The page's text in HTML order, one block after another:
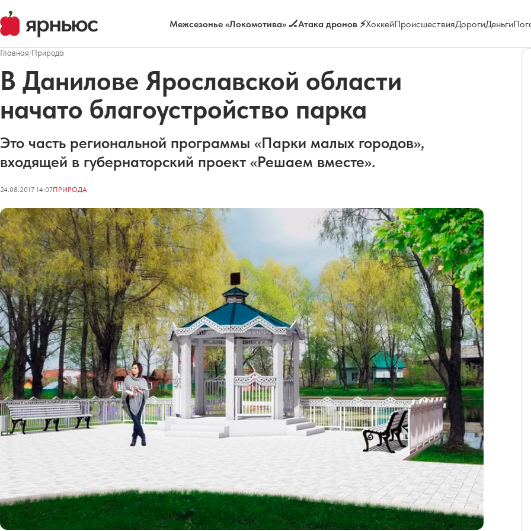
Межсезонье «Локомотива» 🏒Атака дронов ⚡ХоккейПроисшествияДорогиДеньги
Главная/Природа
В Данилове Ярославской области
начато благоустройство парка
Это часть региональной программы «Парки малых городов»,
входящей в губернаторский проект «Решаем вместе».
24.08.2017 14:07ПРИРОДА